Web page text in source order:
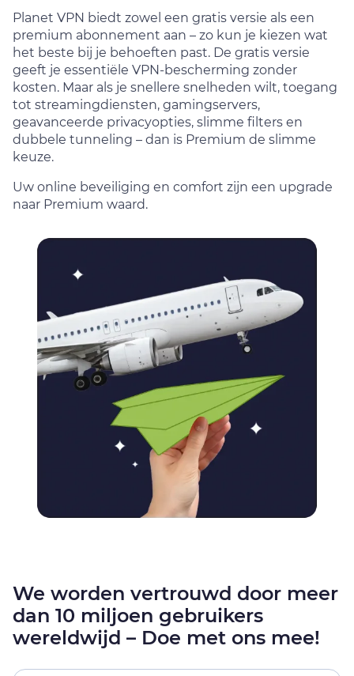
Planet VPN biedt zowel een gratis versie als een
premium abonnement aan – zo kun je kiezen wat
het beste bij je behoeften past. De gratis versie
geeft je essentiële VPN-bescherming zonder
kosten. Maar als je snellere snelheden wilt, toegang
tot streamingdiensten, gamingservers,
geavanceerde privacyopties, slimme filters en
dubbele tunneling – dan is Premium de slimme
keuze.
Uw online beveiliging en comfort zijn een upgrade
naar Premium waard.
We worden vertrouwd door meer
dan 10 miljoen gebruikers
wereldwijd – Doe met ons mee!